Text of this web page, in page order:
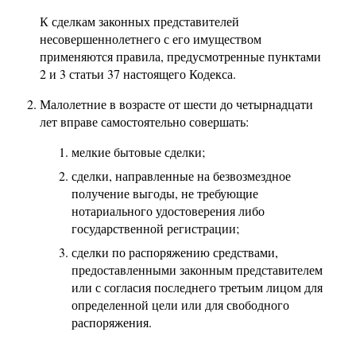
К сделкам законных представителей
несовершеннолетнего с его имуществом
применяются правила, предусмотренные пунктами
2 и 3 статьи 37 настоящего Кодекса.
Малолетние в возрасте от шести до четырнадцати
лет вправе самостоятельно совершать:
мелкие бытовые сделки;
сделки, направленные на безвозмездное
получение выгоды, не требующие
нотариального удостоверения либо
государственной регистрации;
сделки по распоряжению средствами,
предоставленными законным представителем
или с согласия последнего третьим лицом для
определенной цели или для свободного
распоряжения.